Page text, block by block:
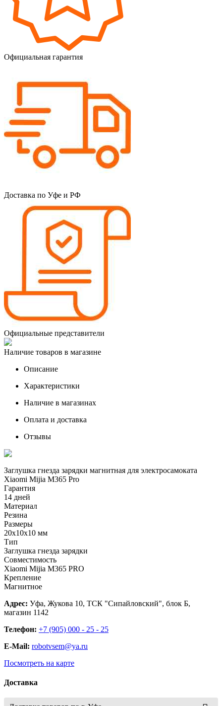
Официальная гарантия
Доставка по Уфе и РФ
Официальные представители
Наличие товаров в магазине
Описание
Характеристики
Наличие в магазинах
Оплата и доставка
Отзывы
Заглушка гнезда зарядки магнитная для электросамоката
Xiaomi Mijia M365 Pro
Гарантия
14 дней
Материал
Резина
Размеры
20х10х10 мм
Тип
Заглушка гнезда зарядки
Совместимость
Xiaomi Mijia M365 PRO
Крепление
Магнитное
Адрес: Уфа, Жукова 10, ТСК "Сипайловский", блок Б,
магазин 1142
Телефон: +7 (905) 000 - 25 - 25
E-Mail: robotvsem@ya.ru
Посмотреть на карте
Доставка